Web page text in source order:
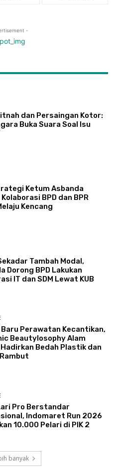
-
dan Persaingan Kotor:
Buka Suara Soal Isu
Ketum Asbanda
BPD dan BPR
Kencang
Tambah Modal,
Dorong BPD Lakukan
IT dan SDM Lewat KUB
Baru Perawatan Kecantikan,
Beautylosophy Alam
Bedah Plastik dan
Pro Berstandar
Indomaret Run 2026
10.000 Pelari di PIK 2
banyak